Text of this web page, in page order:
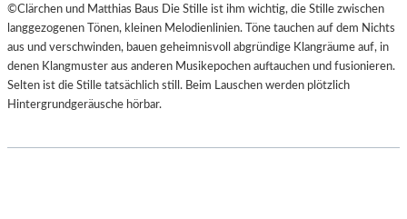
©Clärchen und Matthias Baus Die Stille ist ihm wichtig, die Stille zwischen
langgezogenen Tönen, kleinen Melodienlinien. Töne tauchen auf dem Nichts
aus und verschwinden, bauen geheimnisvoll abgründige Klangräume auf, in
denen Klangmuster aus anderen Musikepochen auftauchen und fusionieren.
Selten ist die Stille tatsächlich still. Beim Lauschen werden plötzlich
Hintergrundgeräusche hörbar.